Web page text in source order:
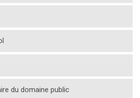
du domaine public